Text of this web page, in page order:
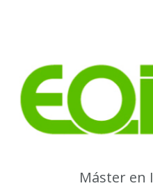
Máster en